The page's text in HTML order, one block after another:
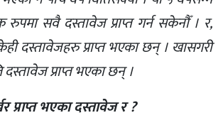
रुपमा सवै दस्तावेज प्राप्त गर्न सकेनौँ । र,
दस्तावेजहरु प्राप्त भएका छन् । खासगरी
प्राप्त भएका छन् ।
भएका दस्तावेज र ?